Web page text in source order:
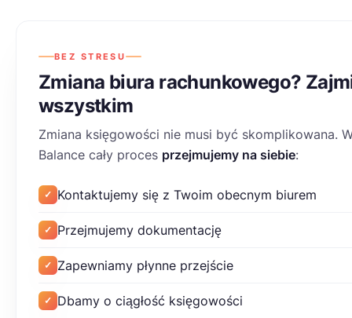
BEZ STRESU
Zmiana biura rachunkowego?
wszystkim
Zmiana księgowości nie musi być skomplikowana.
Balance cały proces przejmujemy na siebie:
✓ Kontaktujemy się z Twoim obecnym biurem
✓ Przejmujemy dokumentację
✓ Zapewniamy płynne przejście
✓ Dbamy o ciągłość księgowości